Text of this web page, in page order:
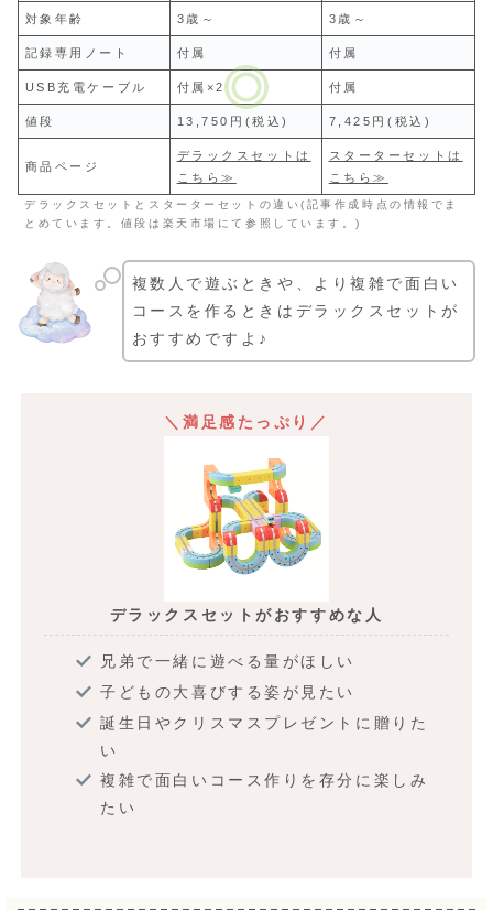
対象年齢 3歳～ 3歳～
記録専用ノート 付属 付属
USB充電ケーブル 付属×2 付属
値段 13,750円(税込) 7,425円(税込)
商品ページ
デラックスセットは
こちら≫
スターターセットは
こちら≫
デラックスセットとスターターセットの違い(記事作成時点の情報でま
とめています。値段は楽天市場にて参照しています。)
複数人で遊ぶときや、より複雑で面白い
コースを作るときはデラックスセットが
おすすめですよ♪
＼満足感たっぷり／
デラックスセットがおすすめな人
兄弟で一緒に遊べる量がほしい
子どもの大喜びする姿が見たい
誕生日やクリスマスプレゼントに贈りた
い
複雑で面白いコース作りを存分に楽しみ
たい